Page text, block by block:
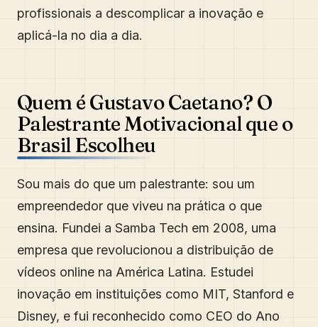
profissionais a descomplicar a inovação e
aplicá-la no dia a dia.
Quem é Gustavo Caetano? O
Palestrante Motivacional que o
Brasil Escolheu
Sou mais do que um palestrante: sou um
empreendedor que viveu na prática o que
ensina. Fundei a Samba Tech em 2008, uma
empresa que revolucionou a distribuição de
vídeos online na América Latina. Estudei
inovação em instituições como MIT, Stanford e
Disney, e fui reconhecido como CEO do Ano